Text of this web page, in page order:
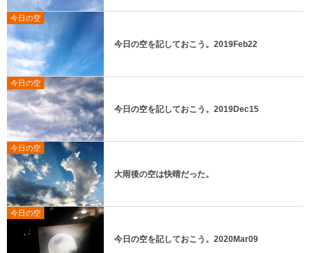
今日の空
今日の空を記しておこう。2019Feb22
今日の空
今日の空を記しておこう。2019Dec15
今日の空
大雨後の空は快晴だった。
今日の空
今日の空を記しておこう。2020Mar09